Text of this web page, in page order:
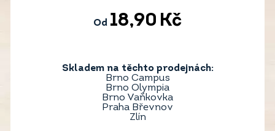
Od 18,90 Kč
Skladem na těchto prodejnách:
Brno Campus
Brno Olympia
Brno Vaňkovka
Praha Břevnov
Zlín